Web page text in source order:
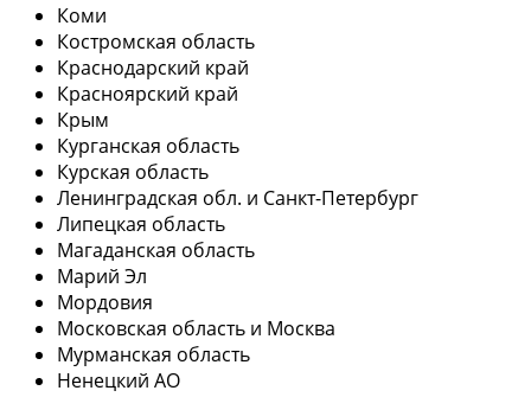
Коми
Костромская область
Краснодарский край
Красноярский край
Крым
Курганская область
Курская область
Ленинградская обл. и Санкт-Петербург
Липецкая область
Магаданская область
Марий Эл
Мордовия
Московская область и Москва
Мурманская область
Ненецкий АО